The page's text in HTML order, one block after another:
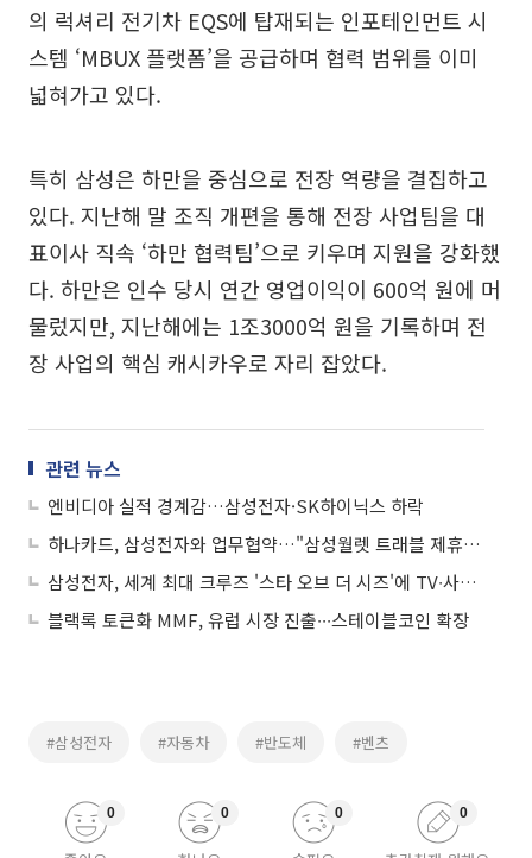
의 럭셔리 전기차 EQS에 탑재되는 인포테인먼트 시
스템 ‘MBUX 플랫폼’을 공급하며 협력 범위를 이미
넓혀가고 있다.
특히 삼성은 하만을 중심으로 전장 역량을 결집하고
있다. 지난해 말 조직 개편을 통해 전장 사업팀을 대
표이사 직속 ‘하만 협력팀’으로 키우며 지원을 강화했
다. 하만은 인수 당시 연간 영업이익이 600억 원에 머
물렀지만, 지난해에는 1조3000억 원을 기록하며 전
장 사업의 핵심 캐시카우로 자리 잡았다.
관련 뉴스
엔비디아 실적 경계감…삼성전자·SK하이닉스 하락
하나카드, 삼성전자와 업무협약…"삼성월렛 트래블 제휴카드 출시"
삼성전자, 세계 최대 크루즈 '스타 오브 더 시즈'에 TV∙사이니지 공급
블랙록 토큰화 MMF, 유럽 시장 진출∙∙∙스테이블코인 확장
#삼성전자 #자동차 #반도체 #벤츠
0 0 0 0